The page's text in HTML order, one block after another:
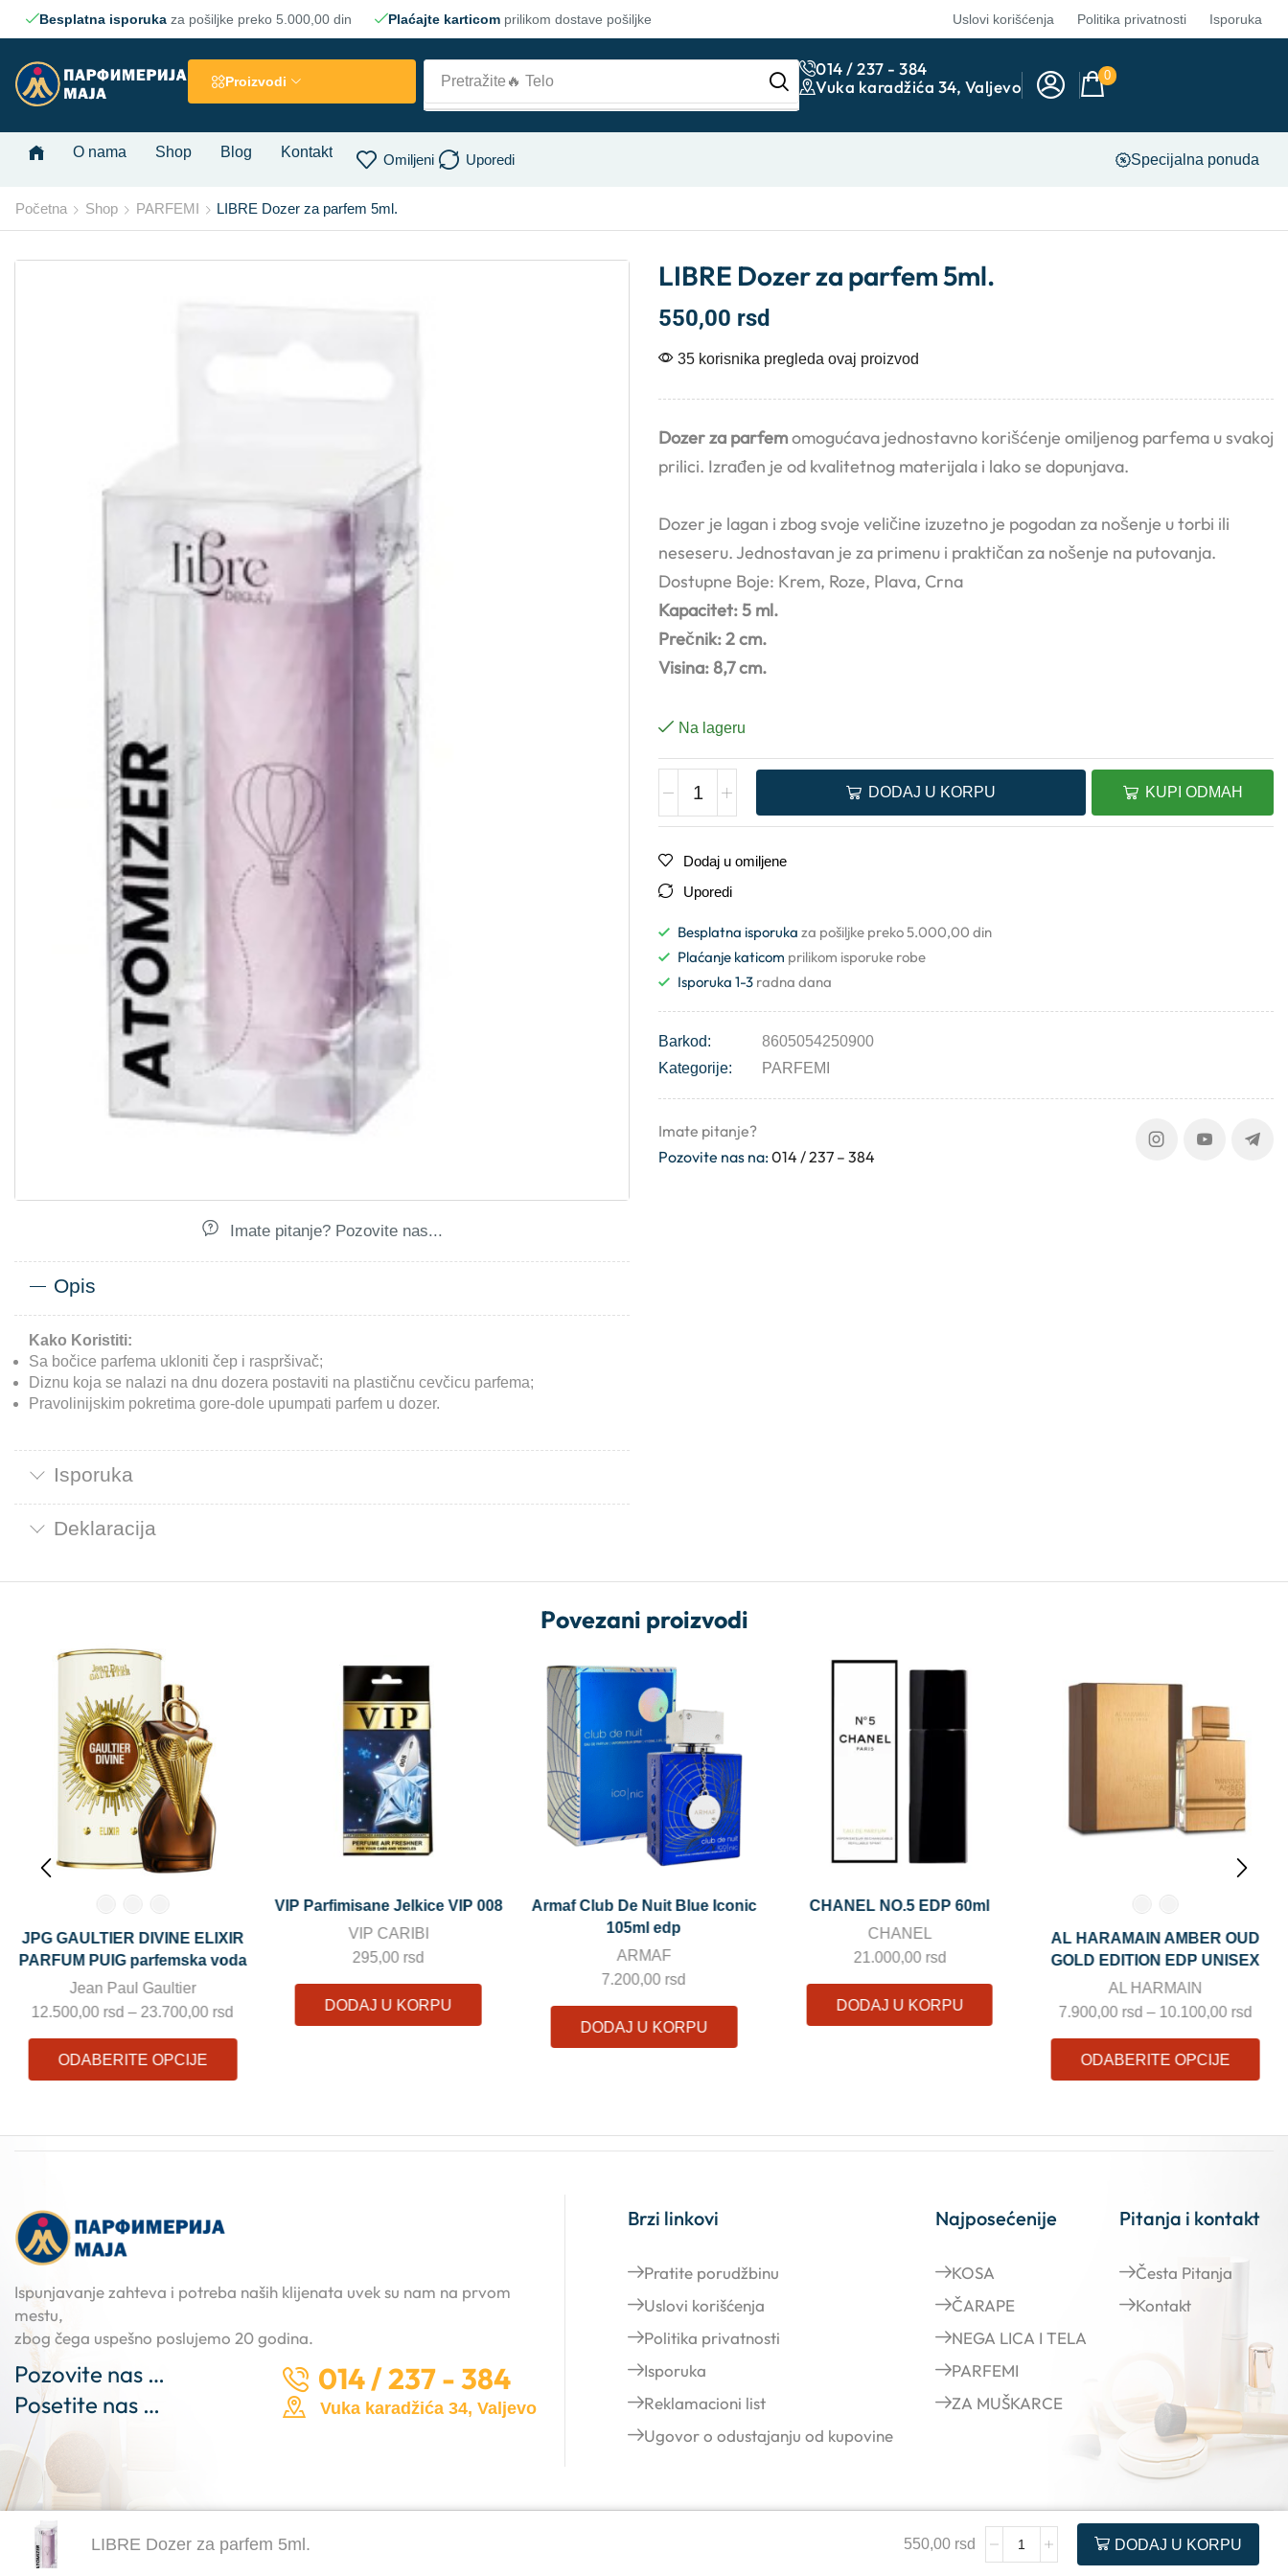
Besplatna isporuka za pošiljke preko 5.000,00 din Plaćajte karticom prilikom dostave pošiljke Uslovi korišćenja Politika privatnosti Isporuka
Proizvodi Pretražite 🔥 Lice
014 / 237 - 384
Vuka karadžića 34, Valjevo
0
O nama Shop Blog Kontakt Omiljeni Uporedi Specijalna ponuda
Početna Shop PARFEMI LIBRE Dozer za parfem 5ml.
Imate pitanje? Pozovite nas...
Opis
Kako Koristiti:
Sa bočice parfema ukloniti čep i raspršivač;
Diznu koja se nalazi na dnu dozera postaviti na plastičnu cevčicu parfema;
Pravolinijskim pokretima gore-dole upumpati parfem u dozer.
Isporuka
Deklaracija
LIBRE Dozer za parfem 5ml.
550,00 rsd
35 korisnika pregleda ovaj proizvod
Dozer za parfemomogućava jednostavno korišćenje omiljenog parfema u svakoj
prilici. Izrađen je od kvalitetnog materijala i lako se dopunjava.
Dozer je lagan i zbog svoje veličine izuzetno je pogodan za nošenje u torbi ili
neseseru. Jednostavan je za primenu i praktičan za nošenje na putovanja.
Dostupne Boje: Krem, Roze, Plava, Crna
Kapacitet: 5 ml.
Prečnik: 2 cm.
Visina: 8,7 cm.
Na lageru
DODAJ U KORPU KUPI ODMAH
Dodaj u omiljene
Uporedi
Besplatna isporuka za pošiljke preko 5.000,00 din
Plaćanje katicom prilikom isporuke robe
Isporuka 1-3 radna dana
Barkod:
8605054250900
Kategorije:
PARFEMI
Imate pitanje?
Pozovite nas na:014 / 237 – 384
Povezani proizvodi
VIP CARIBI
295,00rsd
DODAJ U KORPU
Armaf Club De Nuit Blue Iconic
105ml edp
ARMAF
DODAJ U KORPU
CHANEL NO.5 EDP 60ml
CHANEL
21.000,00rsd
DODAJ U KORPU
AL HARAMAIN AMBER OUD
GOLD EDITION EDP UNISEX
AL HARMAIN
7.900,00rsd – 10.100,00
JPG GAULTIER DIVINE ELIXIR
PARFUM PUIG parfemska voda
Jean Paul Gaultier
12.500,00rsd – 23.700,00rsd
ODABERITE OPCIJE
LIBRE Dozer za parfem 5ml. 550,00 rsd DODAJ U KORPU
Ispunjavanje zahteva i potreba naših klijenata uvek su nam na prvom
mestu,
zbog čega uspešno poslujemo 20 godina.
Pozovite nas … 014 / 237 - 384
Posetite nas … Vuka karadžića 34, Valjevo
Brzi linkovi
Pratite porudžbinu
Uslovi korišćenja
Politika privatnosti
Isporuka
Reklamacioni list
Ugovor o odustajanju od kupovine
Najposećenije
KOSA
ČARAPE
NEGA LICA I TELA
PARFEMI
ZA MUŠKARCE
Pitanja i kontakt
Česta Pitanja
Kontakt
Copyright © 2025Parfimerija Maja . Made by -